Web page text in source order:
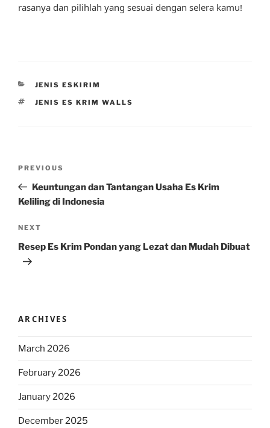
rasanya dan pilihlah yang sesuai dengan selera kamu!
CATEGORIES
JENIS ESKIRIM
TAGS
JENIS ES KRIM WALLS
Previous
Post
PREVIOUS
Keuntungan dan Tantangan Usaha Es Krim
Keliling di Indonesia
Next
Post
NEXT
Resep Es Krim Pondan yang Lezat dan Mudah Dibuat
ARCHIVES
March 2026
February 2026
January 2026
December 2025